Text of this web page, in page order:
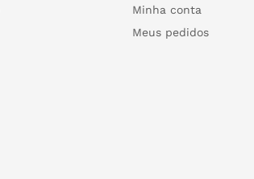
Minha conta
Meus pedidos